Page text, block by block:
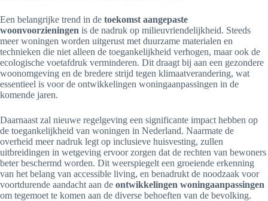
Een belangrijke trend in de toekomst aangepaste
woonvoorzieningen is de nadruk op milieuvriendelijkheid. Steeds
meer woningen worden uitgerust met duurzame materialen en
technieken die niet alleen de toegankelijkheid verhogen, maar ook de
ecologische voetafdruk verminderen. Dit draagt bij aan een gezondere
woonomgeving en de bredere strijd tegen klimaatverandering, wat
essentieel is voor de ontwikkelingen woningaanpassingen in de
komende jaren.
Daarnaast zal nieuwe regelgeving een significante impact hebben op
de toegankelijkheid van woningen in Nederland. Naarmate de
overheid meer nadruk legt op inclusieve huisvesting, zullen
uitbreidingen in wetgeving ervoor zorgen dat de rechten van bewoners
beter beschermd worden. Dit weerspiegelt een groeiende erkenning
van het belang van accessible living, en benadrukt de noodzaak voor
voortdurende aandacht aan de ontwikkelingen woningaanpassingen
om tegemoet te komen aan de diverse behoeften van de bevolking.